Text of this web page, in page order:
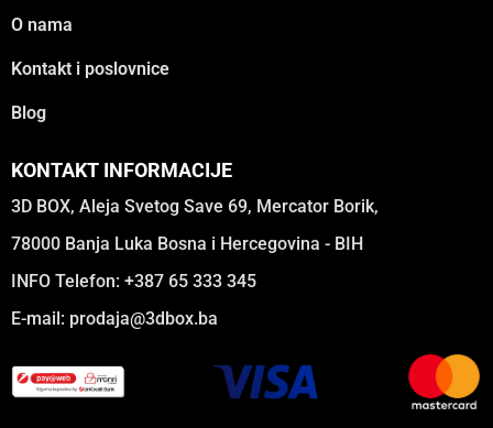
O nama
Kontakt i poslovnice
Blog
KONTAKT INFORMACIJE
3D BOX, Aleja Svetog Save 69, Mercator Borik,
78000 Banja Luka Bosna i Hercegovina - BIH
INFO Telefon: +387 65 333 345
E-mail: prodaja@3dbox.ba